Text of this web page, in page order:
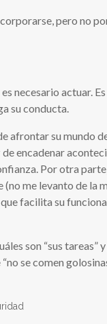
pero no
necesario actuar.
su conducta.
afrontar su mundo
encadenar
Por otra
me levanto de la
facilita su
son “sus tareas”
se comen